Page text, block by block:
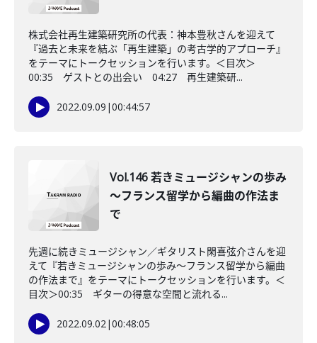
株式会社再生建築研究所の代表：神本豊秋さんを迎えて
『過去と未来を結ぶ「再生建築」の考古学的アプローチ』
をテーマにトークセッションを行います。＜目次＞
00:35 ゲストとの出会い 04:27 再生建築研...
2022.09.09 |00:44:57
Vol.146 若きミュージシャンの歩み
～フランス留学から編曲の作法ま
で
先週に続きミュージシャン／ギタリスト閑喜弦介さんを迎
えて『若きミュージシャンの歩み～フランス留学から編曲
の作法まで』をテーマにトークセッションを行います。＜
目次＞00:35 ギターの得意な空間と流れる...
2022.09.02|00:48:05